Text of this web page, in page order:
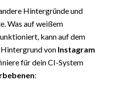
Hintergründe und
Was auf weißem
kann auf dem
von Instagram
für dein CI-System
: